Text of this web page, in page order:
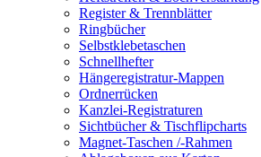
Register & Trennblätter
Ringbücher
Selbstklebetaschen
Schnellhefter
Hängeregistratur-Mappen
Ordnerrücken
Kanzlei-Registraturen
Sichtbücher & Tischflipcharts
Magnet-Taschen /-Rahmen